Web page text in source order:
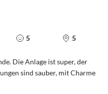
5 5
Die Anlage ist super, der
sind sauber, mit Charme